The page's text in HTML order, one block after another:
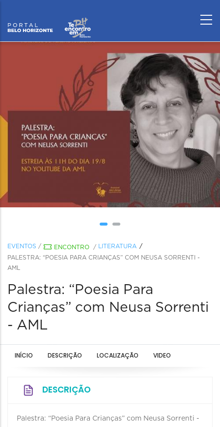
EVENTOS / ENCONTRO /
LITERATURA
PALESTRA: “POESIA PARA CRIANÇAS” COM NEUSA SORRENTI -
AML
Palestra: “Poesia Para
Crianças” com Neusa Sorrenti
- AML
INÍCIO DESCRIÇÃO LOCALIZAÇÃO VIDEO
DESCRIÇÃO
Palestra: “Poesia Para Crianças” com Neusa Sorrenti -